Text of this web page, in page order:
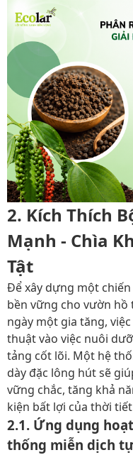
2. Kích Thích
Mạnh - Chìa
Tật
Để xây dựng một
bền vững cho vườn hồ
ngày một gia tăng,
thuật vào việc nuôi
tảng cốt lõi. Một hệ
dày đặc lông hút sẽ
vững chắc, tăng khả
kiện bất lợi của thời
2.1. Ứng dụng
thống miễn dịch